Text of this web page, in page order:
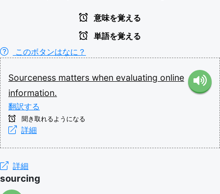
意味を覚える
単語を覚える
このボタンはなに？
Sourceness matters when evaluating online
information.
翻訳する
聞き取れるようになる
詳細
詳細
sourcing